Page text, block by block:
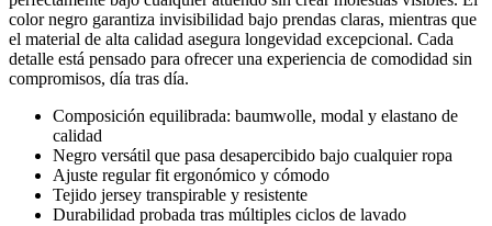
color negro garantiza invisibilidad bajo prendas claras, mientras que
el material de alta calidad asegura longevidad excepcional. Cada
detalle está pensado para ofrecer una experiencia de comodidad sin
compromisos, día tras día.
Composición equilibrada: baumwolle, modal y elastano de
calidad
Negro versátil que pasa desapercibido bajo cualquier ropa
Ajuste regular fit ergonómico y cómodo
Tejido jersey transpirable y resistente
Durabilidad probada tras múltiples ciclos de lavado